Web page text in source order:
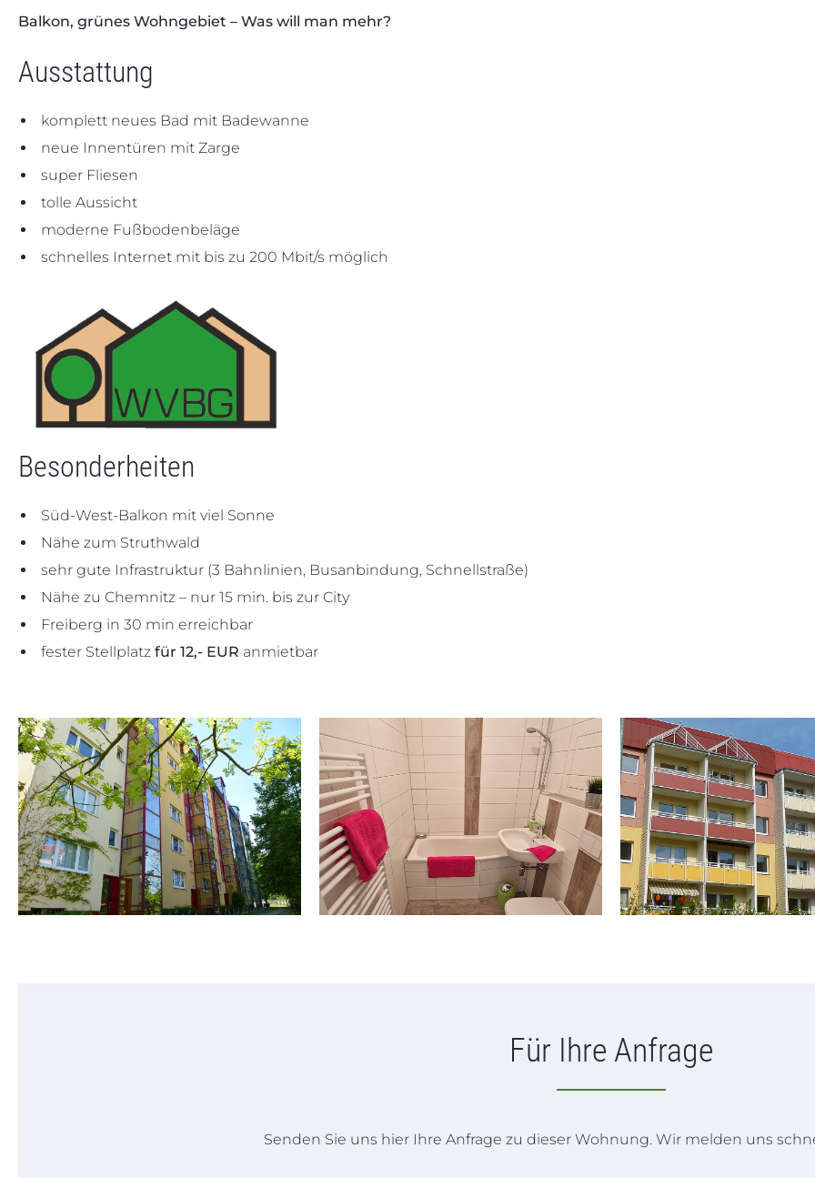
Balkon, grünes Wohngebiet – Was will man mehr?
Ausstattung
komplett neues Bad mit Badewanne
neue Innentüren mit Zarge
super Fliesen
tolle Aussicht
moderne Fußbodenbeläge
schnelles Internet mit bis zu 200 Mbit/s möglich
Besonderheiten
Süd-West-Balkon mit viel Sonne
Nähe zum Struthwald
sehr gute Infrastruktur (3 Bahnlinien, Busanbindung, Schnellstraße)
Nähe zu Chemnitz – nur 15 min. bis zur City
Freiberg in 30 min erreichbar
fester Stellplatz für 12,- EUR anmietbar
Für Ihre Anfrage
Senden Sie uns hier Ihre Anfrage zu dieser Wohnung. Wir melden uns